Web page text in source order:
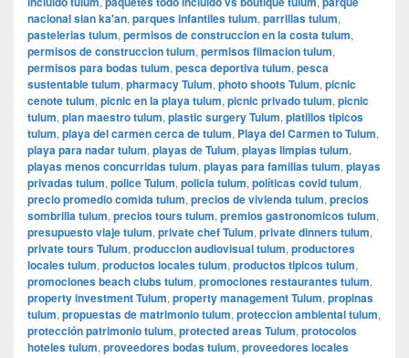
nacional sian ka'an, parques infantiles tulum, parrillas tulum,
pastelerias tulum, permisos de construccion en la costa tulum,
permisos de construccion tulum, permisos filmacion tulum,
permisos para bodas tulum, pesca deportiva tulum, pesca
sustentable tulum, pharmacy Tulum, photo shoots Tulum, picnic
cenote tulum, picnic en la playa tulum, picnic privado tulum, picnic
tulum, plan maestro tulum, plastic surgery Tulum, platillos tipicos
tulum, playa del carmen cerca de tulum, Playa del Carmen to Tulum,
playa para nadar tulum, playas de Tulum, playas limpias tulum,
playas menos concurridas tulum, playas para familias tulum, playas
privadas tulum, police Tulum, policia tulum, políticas covid tulum,
precio promedio comida tulum, precios de vivienda tulum, precios
sombrilla tulum, precios tours tulum, premios gastronomicos tulum,
presupuesto viaje tulum, private chef Tulum, private dinners tulum,
private tours Tulum, produccion audiovisual tulum, productores
locales tulum, productos locales tulum, productos tipicos tulum,
promociones beach clubs tulum, promociones restaurantes tulum,
property investment Tulum, property management Tulum, propinas
tulum, propuestas de matrimonio tulum, proteccion ambiental tulum,
protección patrimonio tulum, protected areas Tulum, protocolos
hoteles tulum, proveedores bodas tulum, proveedores locales